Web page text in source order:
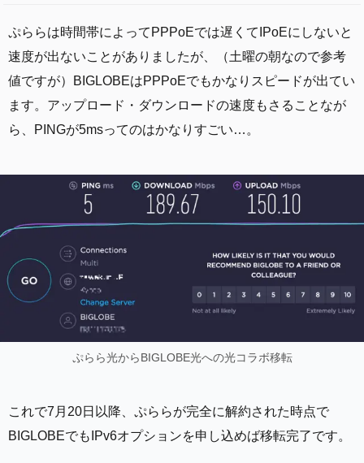
ぷららは時間帯によってPPPoEでは遅くてIPoEにしないと
速度が出ないことがありましたが、（土曜の朝なので参考
値ですが）BIGLOBEはPPPoEでもかなりスピードが出てい
ます。アップロード・ダウンロードの速度もさることなが
ら、PINGが5msってのはかなりすごい…。
ぷらら光からBIGLOBE光への光コラボ移転
これで7月20日以降、ぷららが完全に解約された時点で
BIGLOBEでもIPv6オプションを申し込めば移転完了です。